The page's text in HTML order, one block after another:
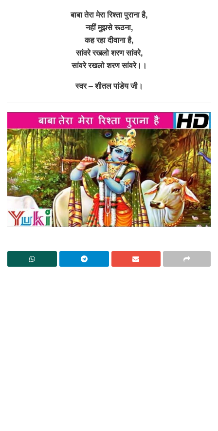
बाबा तेरा मेरा रिश्ता पुराना है,
नहीं मुझसे रूठना,
कह रहा दीवाना है,
सांवरे रखलो शरण सांवरे,
सांवरे रखलो शरण सांवरे।।
स्वर – शीतल पांडेय जी।